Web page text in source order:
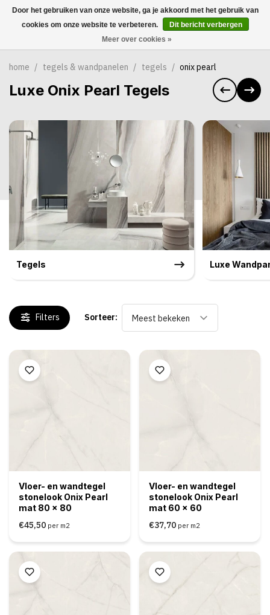
0
home / tegels & wandpanelen / tegels / onix pearl
Luxe Onix Pearl Tegels
Tegels Luxe
Filters Sorteer: Meest bekeken
Vloer- en wandtegel
stonelook Onix Pearl
mat 80 x 80
€45,50 per m2
Vloer- en wandtegel
stonelook Onix Pearl
mat 60 x 60
€37,70 per m2
Door het gebruiken van onze website, ga je akkoord met het gebruik van
cookies om onze website te verbeteren.
Dit bericht verbergen
Meer over cookies »